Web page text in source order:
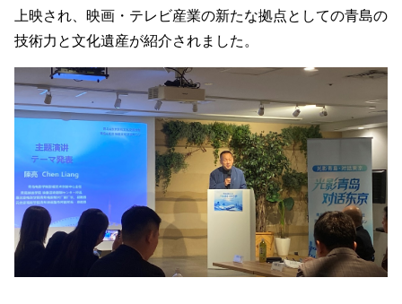
上映され、映画・テレビ産業の新たな拠点としての青島の
技術力と文化遺産が紹介されました。